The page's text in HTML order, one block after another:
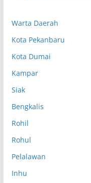
Warta Daerah
Kota Pekanbaru
Kota Dumai
Kampar
Siak
Bengkalis
Rohil
Rohul
Pelalawan
Inhu